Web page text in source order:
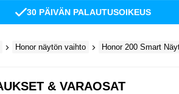
30 PÄIVÄN PALAUTUSOIKEUS
Honor näytön vaihto Honor 200 Smart
& VARAOSAT